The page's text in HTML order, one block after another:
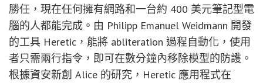
勝任，現在任何擁有網路和一台約 400 美元筆記型電
腦的人都能完成。由 Philipp Emanuel Weidmann 開發
的工具 Heretic，能將 abliteration 過程自動化，使用
者只需兩行指令，即可在數分鐘內移除模型的防護。
根據資安新創 Alice 的研究，Heretic 應用程式在